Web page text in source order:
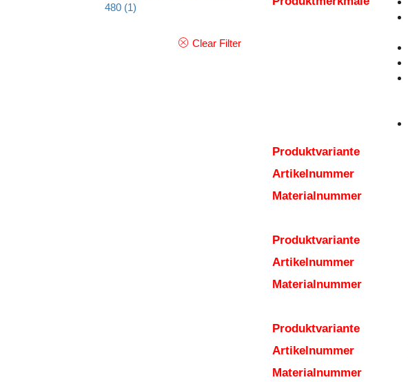
480 (1)
Clear Filter
Produktvariante
Artikelnummer
Materialnummer
Produktvariante
Artikelnummer
Materialnummer
Produktvariante
Artikelnummer
Materialnummer